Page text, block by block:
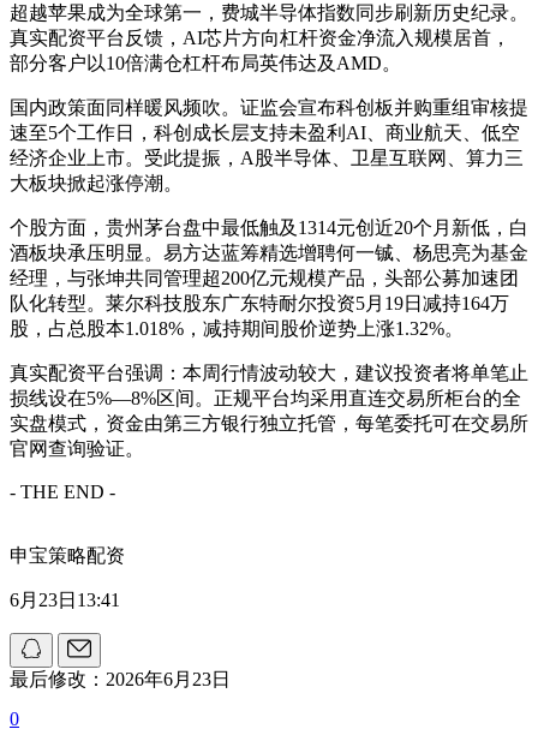
超越苹果成为全球第一，费城半导体指数同步刷新历史纪录。
真实配资平台反馈，AI芯片方向杠杆资金净流入规模居首，
部分客户以10倍满仓杠杆布局英伟达及AMD。
国内政策面同样暖风频吹。证监会宣布科创板并购重组审核提
速至5个工作日，科创成长层支持未盈利AI、商业航天、低空
经济企业上市。受此提振，A股半导体、卫星互联网、算力三
大板块掀起涨停潮。
个股方面，贵州茅台盘中最低触及1314元创近20个月新低，白
酒板块承压明显。易方达蓝筹精选增聘何一铖、杨思亮为基金
经理，与张坤共同管理超200亿元规模产品，头部公募加速团
队化转型。莱尔科技股东广东特耐尔投资5月19日减持164万
股，占总股本1.018%，减持期间股价逆势上涨1.32%。
真实配资平台强调：本周行情波动较大，建议投资者将单笔止
损线设在5%—8%区间。正规平台均采用直连交易所柜台的全
实盘模式，资金由第三方银行独立托管，每笔委托可在交易所
官网查询验证。
- THE END -
申宝策略配资
6月23日13:41
最后修改：2026年6月23日
0